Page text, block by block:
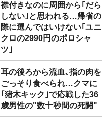
襟付きなのに周囲から｢だら
しない｣と思われる…帰省の
際に選んではいけない｢ユニ
クロの2990円のポロシャ
ツ｣
耳の後ろから流血､指の肉を
ごっそり食べられ…クマに
｢猪木キック｣で応戦した36
歳男性の"数十秒間の死闘"